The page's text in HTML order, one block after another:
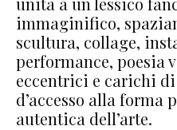
immaginifico,
scultura, collage,
performance, poesia
eccentrici e carichi
d’accesso alla forma
autentica dell’arte.